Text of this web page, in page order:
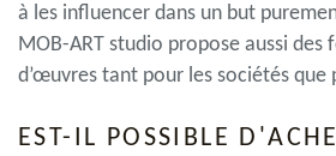
à les influencer dans un but
MOB-ART studio propose aussi des
d’œuvres tant pour les sociétés que
EST-IL POSSIBLE